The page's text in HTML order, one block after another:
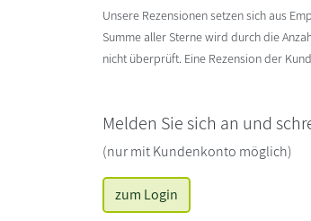
Unsere Rezensionen setzen sich aus
Summe aller Sterne wird durch die
nicht überprüft. Eine Rezension der
Melden Sie sich an und
(nur mit Kundenkonto möglich)
zum Login